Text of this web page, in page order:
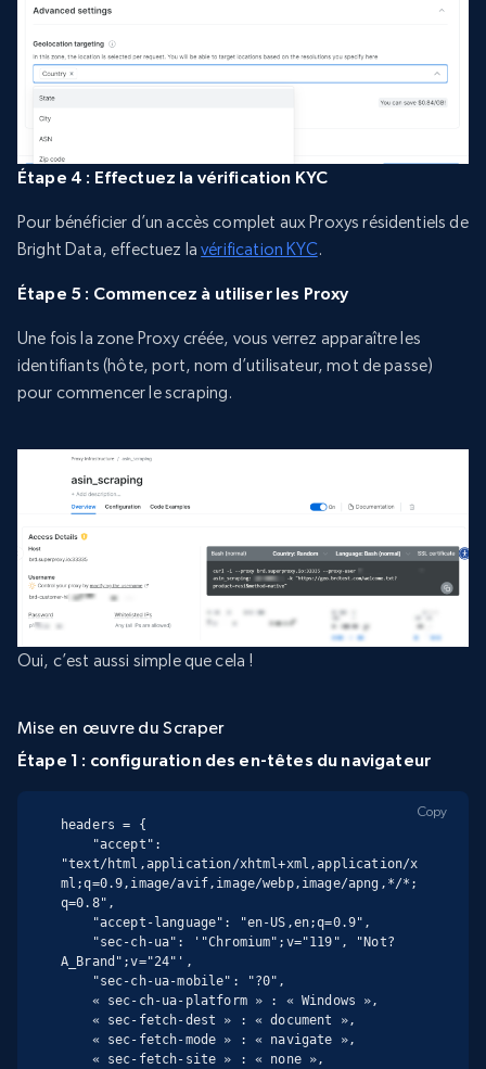
Étape 4 : Effectuez la vérification KYC
Pour bénéficier d’un accès complet aux Proxys résidentiels de
Bright Data, effectuez lavérification KYC.
Étape 5 : Commencez à utiliser les Proxy
Une fois la zone Proxy créée, vous verrez apparaître les
identifiants (hôte, port, nom d’utilisateur, mot de passe)
pour commencer le scraping.
Oui, c’est aussi simple que cela !
Mise en œuvre du Scraper
Étape 1 : configuration des en-têtes du navigateur
headers = {
"text/html,application/xhtml+xml,application/x
ml;q=0.9,image/avif,image/webp,image/apng,*/*;
q=0.8",
A_Brand";v="24"',
Copy